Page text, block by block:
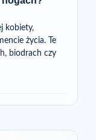
kobiety,
życia. Te
biodrach czy